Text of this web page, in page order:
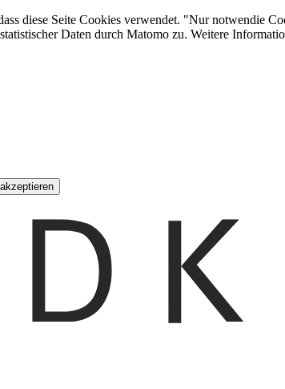
diese Seite Cookies verwendet. "Nur notwendie
Daten durch Matomo zu. Weitere